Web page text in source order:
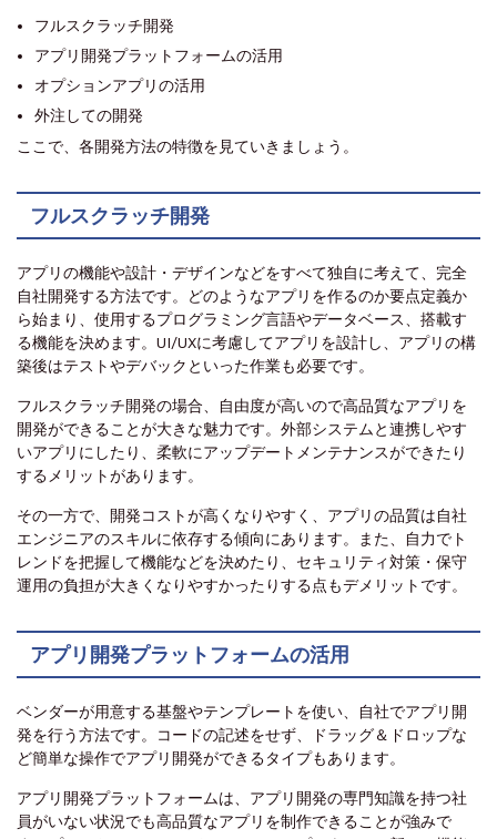
フルスクラッチ開発
アプリ開発プラットフォームの活用
オプションアプリの活用
外注しての開発
ここで、各開発方法の特徴を見ていきましょう。
フルスクラッチ開発
アプリの機能や設計・デザインなどをすべて独自に考えて、完全
自社開発する方法です。どのようなアプリを作るのか要点定義か
ら始まり、使用するプログラミング言語やデータベース、搭載す
る機能を決めます。UI/UXに考慮してアプリを設計し、アプリの構
築後はテストやデバックといった作業も必要です。
フルスクラッチ開発の場合、自由度が高いので高品質なアプリを
開発ができることが大きな魅力です。外部システムと連携しやす
いアプリにしたり、柔軟にアップデートメンテナンスができたり
するメリットがあります。
その一方で、開発コストが高くなりやすく、アプリの品質は自社
エンジニアのスキルに依存する傾向にあります。また、自力でト
レンドを把握して機能などを決めたり、セキュリティ対策・保守
運用の負担が大きくなりやすかったりする点もデメリットです。
アプリ開発プラットフォームの活用
ベンダーが用意する基盤やテンプレートを使い、自社でアプリ開
発を行う方法です。コードの記述をせず、ドラッグ＆ドロップな
ど簡単な操作でアプリ開発ができるタイプもあります。
アプリ開発プラットフォームは、アプリ開発の専門知識を持つ社
員がいない状況でも高品質なアプリを制作できることが強みで